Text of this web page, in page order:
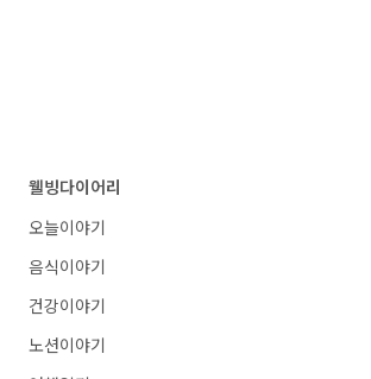
웰빙다이어리
오늘이야기
음식이야기
건강이야기
노션이야기